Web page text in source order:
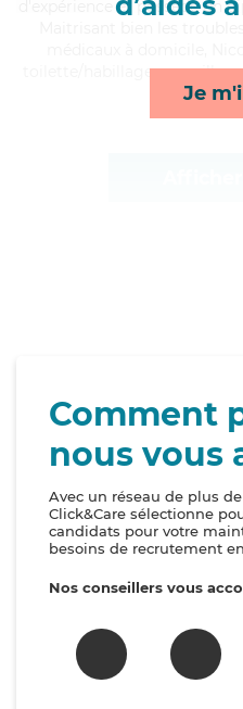
Je
d'expérience et possède un
toilette/habillage,
Comment
nous vous
Avec un réseau de plus
Click&Care sélectionne
candidats pour votre
besoins de recrutement
Nos conseillers vous